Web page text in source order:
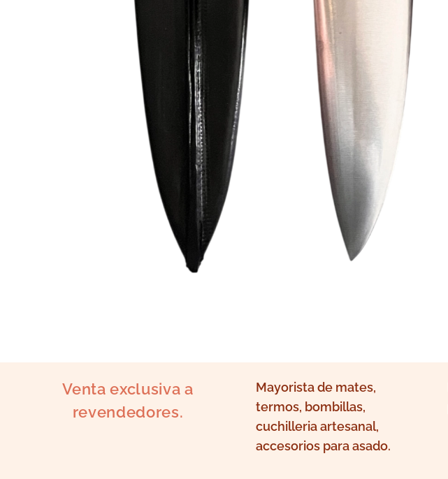
Venta exclusiva a
revendedores.
Mayorista de mates,
termos, bombillas,
cuchilleria artesanal,
accesorios para asado.